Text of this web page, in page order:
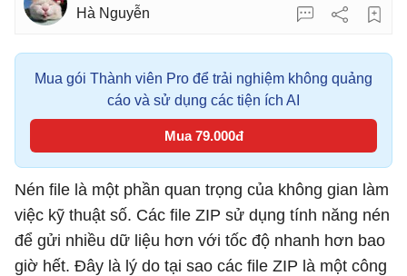
Hà Nguyễn
Mua gói Thành viên Pro để trải nghiệm không quảng
cáo và sử dụng các tiện ích AI
Mua 79.000đ
Nén file là một phần quan trọng của không gian làm
việc kỹ thuật số. Các file ZIP sử dụng tính năng nén
để gửi nhiều dữ liệu hơn với tốc độ nhanh hơn bao
giờ hết. Đây là lý do tại sao các file ZIP là một công